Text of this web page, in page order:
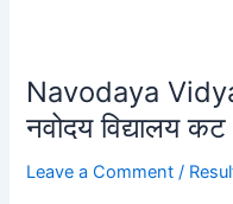
Navodaya
नवोदय विद्यालय
Leave a Comment /
Navodaya
Vidyalaya
CutOff
Marks